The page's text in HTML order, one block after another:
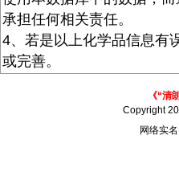
承担任何相关责任。
4、若是以上化学品信息有
或完善。
《“清
Copyright
网络实名